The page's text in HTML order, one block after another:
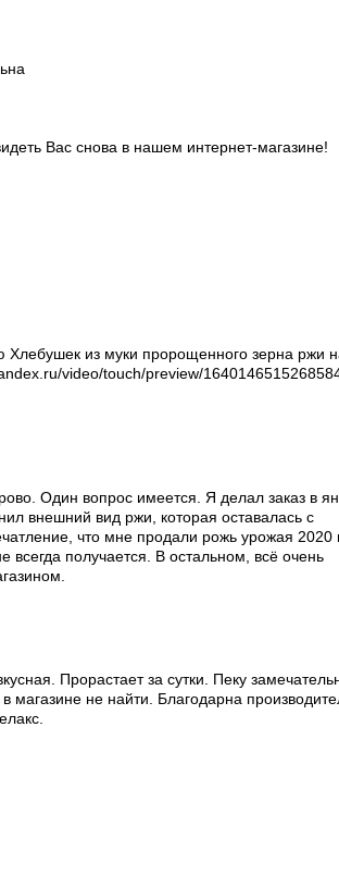
Вас снова в нашем интернет-магазине!
из муки пророщенного зерна ржи
video/touch/preview/
Один вопрос имеется. Я делал заказ в
внешний вид ржи, которая оставалась с
что мне продали рожь урожая 2020
получается. В остальном, всё очень
Прорастает за сутки. Пеку
магазине не найти. Благодарна